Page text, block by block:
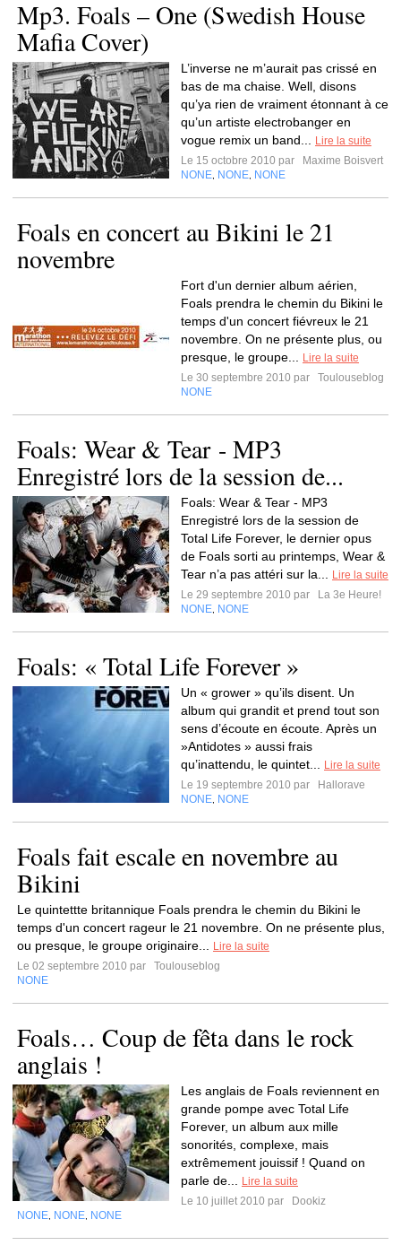
Mp3. Foals – One (Swedish House
Mafia Cover)
L’inverse ne m’aurait pas crissé en
bas de ma chaise. Well, disons
qu’ya rien de vraiment étonnant à ce
qu’un artiste electrobanger en
vogue remix un band...
Lire la suite
Le 15 octobre 2010 par
Maxime Boisvert
NONE NONE NONE
Foals en concert au Bikini le 21
novembre
Fort d'un dernier album aérien,
Foals prendra le chemin du Bikini le
temps d'un concert fiévreux le 21
novembre. On ne présente plus, ou
presque, le groupe...
Lire la suite
Le 30 septembre 2010 par
Toulouseblog
NONE
Foals: Wear & Tear - MP3
Enregistré lors de la session de...
Foals: Wear & Tear - MP3
Enregistré lors de la session de
Total Life Forever, le dernier opus
de Foals sorti au printemps, Wear &
Tear n’a pas attéri sur la...
Lire la suite
Le 29 septembre 2010 par
La 3e Heure!
NONE NONE
Foals: « Total Life Forever »
Un « grower » qu’ils disent. Un
album qui grandit et prend tout son
sens d’écoute en écoute. Après un
»Antidotes » aussi frais
qu’inattendu, le quintet...
Lire la suite
Le 19 septembre 2010 par
Hallorave
NONE NONE
Foals fait escale en novembre au
Bikini
Le quintettte britannique Foals prendra le chemin du Bikini le
temps d'un concert rageur le 21 novembre. On ne présente plus,
ou presque, le groupe originaire...
Lire la suite
Le 02 septembre 2010 par
Toulouseblog
NONE
Foals… Coup de fêta dans le rock
anglais !
Les anglais de Foals reviennent en
grande pompe avec Total Life
Forever, un album aux mille
sonorités, complexe, mais
extrêmement jouissif ! Quand on
parle de...
Lire la suite
Le 10 juillet 2010 par
Dookiz
NONE NONE NONE